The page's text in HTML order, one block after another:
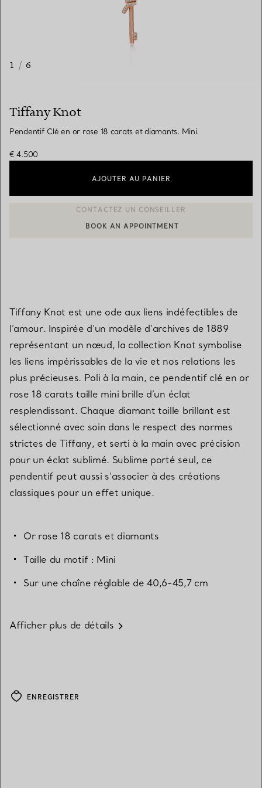
1 / 6
Tiffany Knot
Pendentif Clé en or rose 18 carats et diamants. Mini.
€ 4.500
AJOUTER AU PANIER
CONTACTER UN CONSEILLER CLIENT OU PRENDRE RENDEZ-
Tiffany Knot est une ode aux liens indéfectibles de
l’amour. Inspirée d’un modèle d’archives de 1889
représentant un nœud, la collection Knot symbolise
les liens impérissables de la vie et nos relations les
plus précieuses. Poli à la main, ce pendentif clé en or
rose 18 carats taille mini brille d’un éclat
resplendissant. Chaque diamant taille brillant est
sélectionné avec soin dans le respect des normes
strictes de Tiffany, et serti à la main avec précision
pour un éclat sublimé. Sublime porté seul, ce
pendentif peut aussi s’associer à des créations
classiques pour un effet unique.
Or rose 18 carats et diamants
Taille du motif : Mini
Sur une chaîne réglable de 40,6-45,7 cm
Afficher plus de détails
ENREGISTRER